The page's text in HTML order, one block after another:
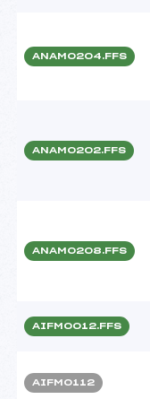
ANAM0204.FFS
ANAM0202.FFS
ANAM0208.FFS
AIFM0012.FFS
AIFM0112